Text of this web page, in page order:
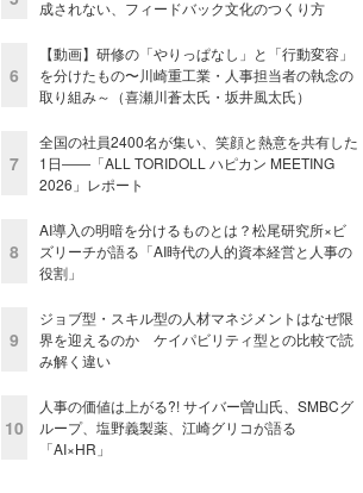
成されない、フィードバック文化のつくり方
6
【動画】研修の「やりっぱなし」と「行動変容」
を分けたもの〜川崎重工業・人事担当者の執念の
取り組み～（喜瀬川蒼太氏・坂井風太氏）
7
全国の社員2400名が集い、笑顔と熱意を共有した
1日――「ALL TORIDOLL ハピカン MEETING
2026」レポート
8
AI導入の明暗を分けるものとは？松尾研究所×ビ
ズリーチが語る「AI時代の人的資本経営と人事の
役割」
9
ジョブ型・スキル型の人材マネジメントはなぜ限
界を迎えるのか ケイパビリティ型との比較で読
み解く違い
10
人事の価値は上がる?! サイバー曽山氏、SMBCグ
ループ、塩野義製薬、江崎グリコが語る
「AI×HR」